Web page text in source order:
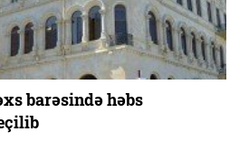
barəsində həbs